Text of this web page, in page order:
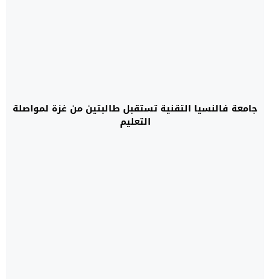
جامعة فالنسيا التقنية تستقبل طالبتين من غزة لمواصلة
التعليم